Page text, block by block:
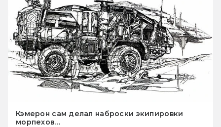
Кэмерон сам делал наброски экипировки
морпехов…